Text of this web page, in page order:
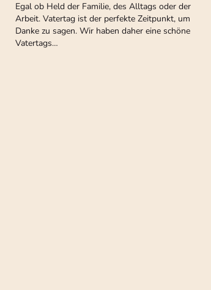
Egal ob Held der Familie, des Alltags oder der
Arbeit. Vatertag ist der perfekte Zeitpunkt, um
Danke zu sagen. Wir haben daher eine schöne
Vatertags…